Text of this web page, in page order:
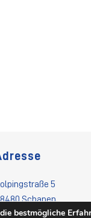
5
Schapen
bestmögliche